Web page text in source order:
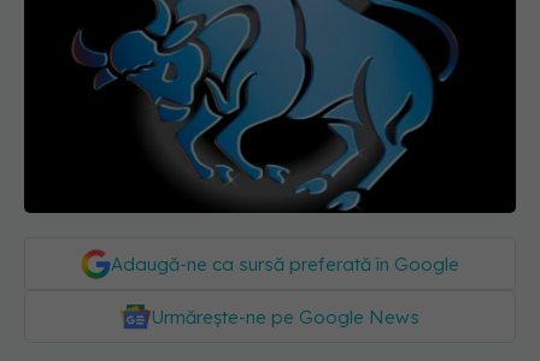
Adaugă-ne ca sursă preferată în Google
Urmărește-ne pe Google News